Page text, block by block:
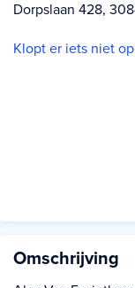
Dorpslaan 428,
Klopt er iets niet
Omschrijving